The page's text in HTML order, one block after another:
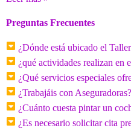
Preguntas Frecuentes
¿Dónde está ubicado el
¿qué actividades realizan en
¿Qué servicios especiales
¿Trabajáis con Aseguradoras?
¿Cuánto cuesta pintar un
¿Es necesario solicitar cita